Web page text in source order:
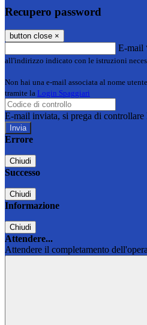
Recupero password
button close ×
E-mail
all'indirizzo indicato con le istruzioni
Non hai una e-mail associata al nome
tramite la Login Spaggiari
E-mail inviata, si prega di controllare
Errore
Chiudi
Successo
Chiudi
Informazione
Chiudi
Attendere...
Attendere il completamento